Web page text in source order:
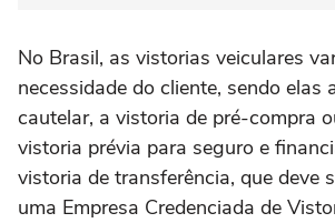
No Brasil, as vistorias veiculares
necessidade do cliente, sendo elas
cautelar, a vistoria de pré-compra
vistoria prévia para seguro e
vistoria de transferência, que deve
uma Empresa Credenciada de